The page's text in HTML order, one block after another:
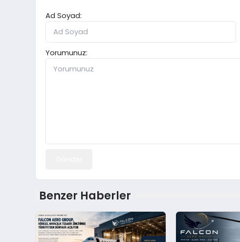
Ad Soyad:
Yorumunuz:
Benzer Haberler